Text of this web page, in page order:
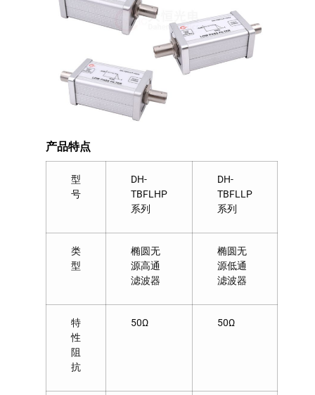
产品特点
型
号
DH-
TBFLHP
系列
DH-
TBFLLP
系列
类
型
椭圆无
源高通
滤波器
椭圆无
源低通
滤波器
特
性
阻
抗
50Ω 50Ω